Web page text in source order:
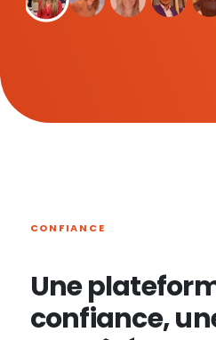
CONFIANCE
Une
confiance,